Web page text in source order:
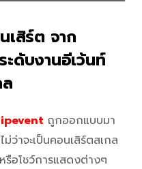
เสิร์ต จาก
ดับงานอีเว้นท์
ถูกออกแบบมา
ว่าจะเป็นคอนเสิร์ตสเกล
อโชว์การแสดงต่างๆ